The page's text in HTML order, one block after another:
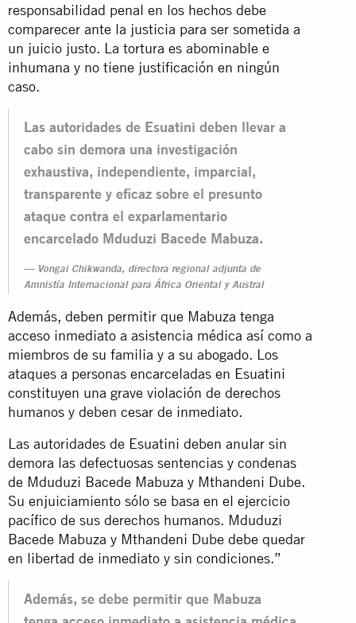
responsabilidad penal en los hechos debe
comparecer ante la justicia para ser sometida a
un juicio justo. La tortura es abominable e
inhumana y no tiene justificación en ningún
caso.
Las autoridades de Esuatini deben llevar a
cabo sin demora una investigación
exhaustiva, independiente, imparcial,
transparente y eficaz sobre el presunto
ataque contra el exparlamentario
encarcelado Mduduzi Bacede Mabuza.
Vongai Chikwanda, directora regional adjunta de
Amnistía Internacional para África Oriental y Austral
Además, deben permitir que Mabuza tenga
acceso inmediato a asistencia médica así como a
miembros de su familia y a su abogado. Los
ataques a personas encarceladas en Esuatini
constituyen una grave violación de derechos
humanos y deben cesar de inmediato.
Las autoridades de Esuatini deben anular sin
demora las defectuosas sentencias y condenas
de Mduduzi Bacede Mabuza y Mthandeni Dube.
Su enjuiciamiento sólo se basa en el ejercicio
pacífico de sus derechos humanos. Mduduzi
Bacede Mabuza y Mthandeni Dube debe quedar
en libertad de inmediato y sin condiciones.”
Además, se debe permitir que Mabuza